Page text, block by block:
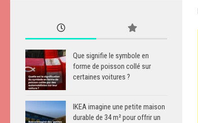
Que signifie le symbole en
forme de poisson collé sur
certaines voitures ?
IKEA imagine une petite maison
durable de 34 m² pour offrir un